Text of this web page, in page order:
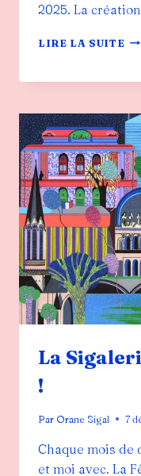
2025. La
LIRE LA SUITE
DE
DE
ET
DE
!
La
!
Par Orane Sigal 7
Chaque mois de
et moi avec. La